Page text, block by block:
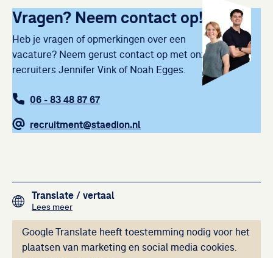
Vragen? Neem contact op!
Heb je vragen of opmerkingen over een
vacature? Neem gerust contact op met onze
recruiters Jennifer Vink of Noah Egges.
06 - 83 48 87 67
recruitment@staedion.nl
Translate / vertaal
Lees meerover het vertalen van de teksten op deze website
Deze inhoud kan
Google Translate heeft toestemming nodig voor het
plaatsen van marketing en social media cookies.